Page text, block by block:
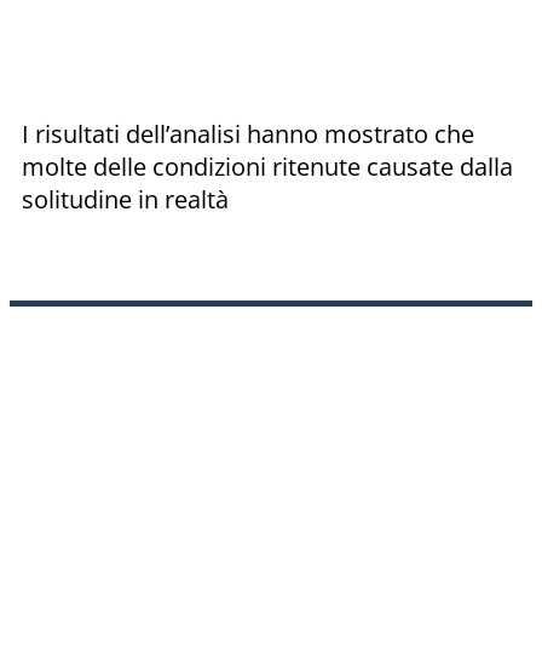
I risultati dell’analisi hanno mostrato che
molte delle condizioni ritenute causate dalla
solitudine in realtà